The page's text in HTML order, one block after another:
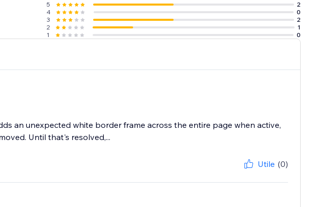
5
2
4
0
3
2
2
1
1
0
an unexpected white border frame across the entire page when active,
Until that's resolved,...
Utile (0)